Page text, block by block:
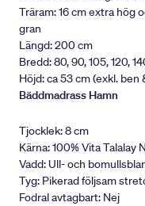
Träram: 16 cm extra hög
gran
Längd: 200 cm
Bredd: 80, 90, 105, 120,
Höjd: ca 53 cm (exkl. ben
Bäddmadrass Hamn
Tjocklek: 8 cm
Kärna: 100% Vita Talalay
Vadd: Ull- och
Tyg: Pikerad följsam
Fodral avtagbart: Nej